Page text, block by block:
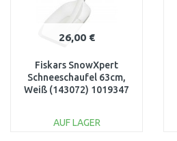
26,00 €
Fiskars SnowXpert
Schneeschaufel 63cm,
Weiß (143072) 1019347
AUF LAGER